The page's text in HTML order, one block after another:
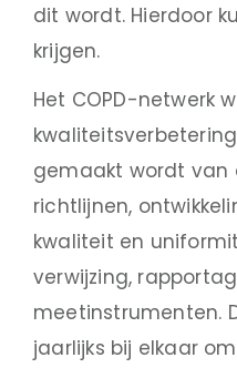
dit wordt. Hierdoor
krijgen.
Het COPD-netwerk
gemaakt wordt van
richtlijnen,
kwaliteit en
verwijzing,
meetinstrumenten.
jaarlijks bij elkaar